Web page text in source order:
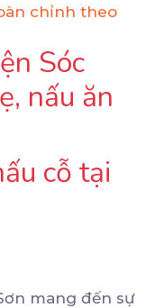
chỉnh theo
Sóc
nấu ăn
cỗ tại
mang đến sự